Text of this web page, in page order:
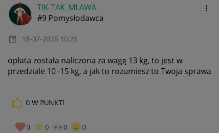
TIK-TAK_MLAWA
#9 Pomysłodawca
‎18-07-2026 10:25
opłata została naliczona za wagę 13 kg, to jest w
przedziale 10 -15 kg, a jak to rozumiesz to Twoja sprawa
0 W PUNKT!
0 0 0 0